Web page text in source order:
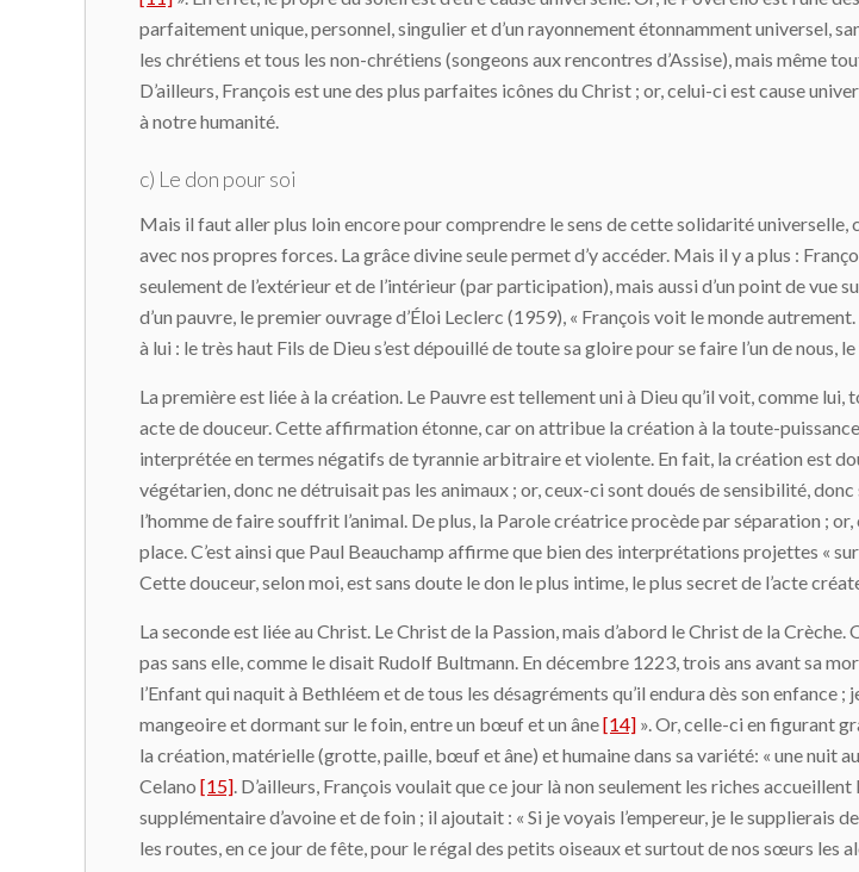
parfaitement unique, personnel, singulier et d’un rayonnement étonnamment universel,
les chrétiens et tous les non-chrétiens (songeons aux rencontres d’Assise), mais même
D’ailleurs, François est une des plus parfaites icônes du Christ ; or, celui-ci est cause
à notre humanité.
c) Le don pour soi
Mais il faut aller plus loin encore pour comprendre le sens de cette solidarité universelle,
avec nos propres forces. La grâce divine seule permet d’y accéder. Mais il y a plus :
seulement de l’extérieur et de l’intérieur (par participation), mais aussi d’un point de vue
d’un pauvre, le premier ouvrage d’Éloi Leclerc (1959), « François voit le monde
à lui : le très haut Fils de Dieu s’est dépouillé de toute sa gloire pour se faire l’un de nous,
La première est liée à la création. Le Pauvre est tellement uni à Dieu qu’il voit, comme
acte de douceur. Cette affirmation étonne, car on attribue la création à la toute-
interprétée en termes négatifs de tyrannie arbitraire et violente. En fait, la création est
végétarien, donc ne détruisait pas les animaux ; or, ceux-ci sont doués de sensibilité,
l’homme de faire souffrit l’animal. De plus, la Parole créatrice procède par séparation ;
place. C’est ainsi que Paul Beauchamp affirme que bien des interprétations projettes «
Cette douceur, selon moi, est sans doute le don le plus intime, le plus secret de l’acte
La seconde est liée au Christ. Le Christ de la Passion, mais d’abord le Christ de la
pas sans elle, comme le disait Rudolf Bultmann. En décembre 1223, trois ans avant sa
l’Enfant qui naquit à Bethléem et de tous les désagréments qu’il endura dès son enfance
mangeoire et dormant sur le foin, entre un bœuf et un âne[14] ». Or, celle-ci en figurant
la création, matérielle (grotte, paille, bœuf et âne) et humaine dans sa variété: « une nuit
Celano [15] . D’ailleurs, François voulait que ce jour là non seulement les riches
supplémentaire d’avoine et de foin ; il ajoutait : « Si je voyais l’empereur, je le
les routes, en ce jour de fête, pour le régal des petits oiseaux et surtout de nos sœurs les